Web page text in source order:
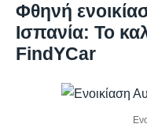
Φθηνή
Ισπανία: Το
FindYCar